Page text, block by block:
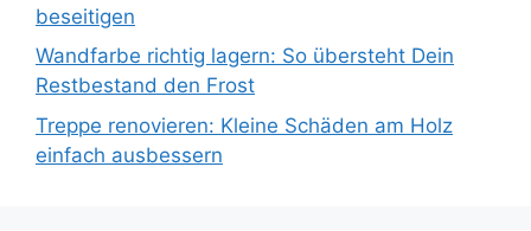
beseitigen
Wandfarbe richtig lagern: So übersteht Dein
Restbestand den Frost
Treppe renovieren: Kleine Schäden am Holz
einfach ausbessern